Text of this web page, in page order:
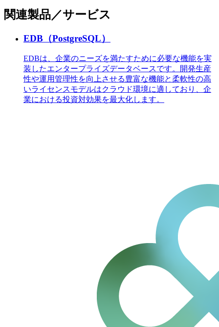
関連製品／サービス
EDB（PostgreSQL）
EDBは、企業のニーズを満たすために必要な機能を実
装したエンタープライズデータベースです。開発生産
性や運用管理性を向上させる豊富な機能と柔軟性の高
いライセンスモデルはクラウド環境に適しており、企
業における投資対効果を最大化します。